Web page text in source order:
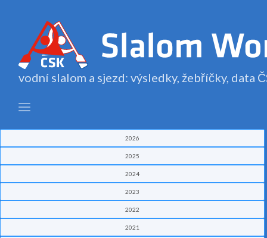
vodní slalom a sjezd: výsledky, žebříčky, data
2026
2025
2024
2023
2022
2021